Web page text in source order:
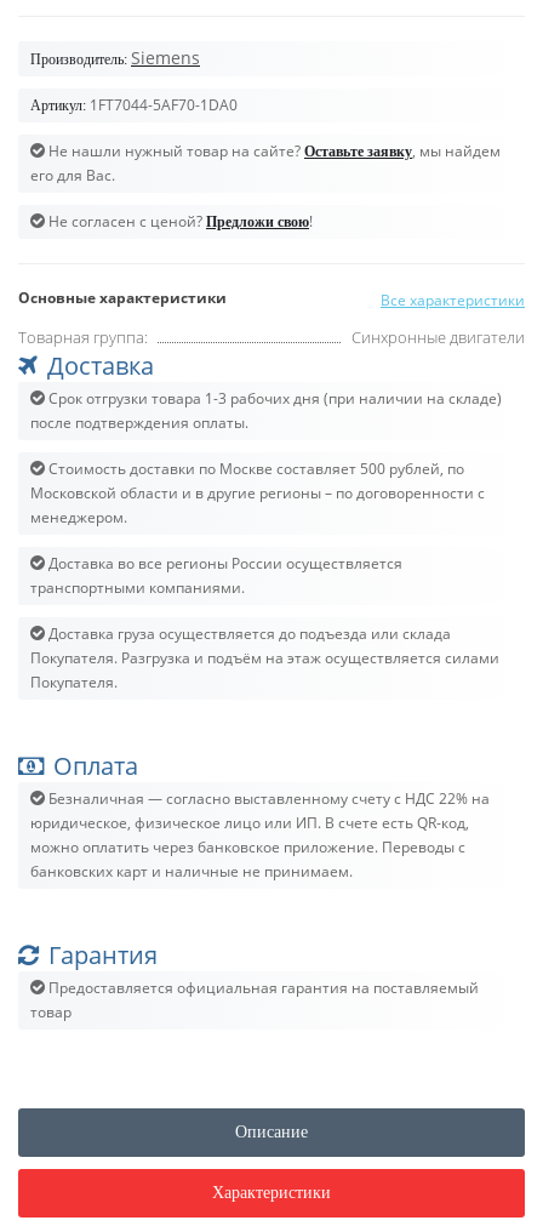
Производитель: Siemens
Артикул: 1FT7044-5AF70-1DA0
Не нашли нужный товар на сайте? Оставьте заявку, мы найдем
его для Вас.
Не согласен с ценой? Предложи свою!
Основные характеристики Все характеристики
Товарная группа: Синхронные двигатели
Доставка
Срок отгрузки товара 1-3 рабочих дня (при наличии на складе)
после подтверждения оплаты.
Стоимость доставки по Москве составляет 500 рублей, по
Московской области и в другие регионы – по договоренности с
менеджером.
Доставка во все регионы России осуществляется
транспортными компаниями.
Доставка груза осуществляется до подъезда или склада
Покупателя. Разгрузка и подъём на этаж осуществляется силами
Покупателя.
Оплата
Безналичная — согласно выставленному счету c НДС 22% на
юридическое, физическое лицо или ИП. В счете есть QR-код,
можно оплатить через банковское приложение. Переводы с
банковских карт и наличные не принимаем.
Гарантия
Предоставляется официальная гарантия на поставляемый
товар
Описание
Характеристики